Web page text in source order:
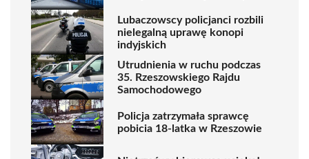
Lubaczowscy policjanci rozbili
nielegalną uprawę konopi
indyjskich
Utrudnienia w ruchu podczas
35. Rzeszowskiego Rajdu
Samochodowego
Policja zatrzymała sprawcę
pobicia 18-latka w Rzeszowie